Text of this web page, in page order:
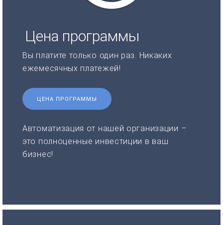
Цена программы
Вы платите только один раз. Никаких
ежемесячных платежей!
ЦЕНА ПРОГРАММЫ
Автоматизация от нашей организации –
это полноценные инвестиции в ваш
бизнес!